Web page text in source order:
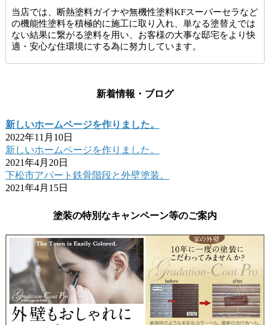
当店では、断熱塗料ガイナや無機性塗料KFスーパーセラなど
の機能性塗料を積極的に施工に取り入れ、単なる塗替えでは
ない結果に繋がる塗料を用い、お客様の大事な邸宅をより快
適・安心な住環境にする為に努力しています。
新着情報・ブログ
新しいホームページを作りました。
2022年11月10日
新しいホームページを作りました。
2021年4月20日
下松市アパート鉄骨階段と外壁塗装。
2021年4月15日
2021年4月9日
2021年4月6日
山口市アパート タイルクリヤー塗装。
塗装の特別なキャンペーン等のご案内